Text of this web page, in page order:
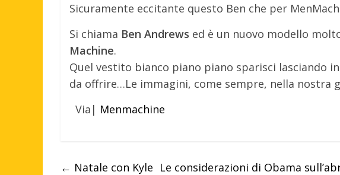
Sicuramente eccitante questo Ben che per
Si chiama Ben Andrews ed è un nuovo modello
Machine.
Quel vestito bianco piano piano sparisci lasciando
da offrire…Le immagini, come sempre, nella nostra
Via| Menmachine
← Natale con Kyle Le considerazioni di Obama